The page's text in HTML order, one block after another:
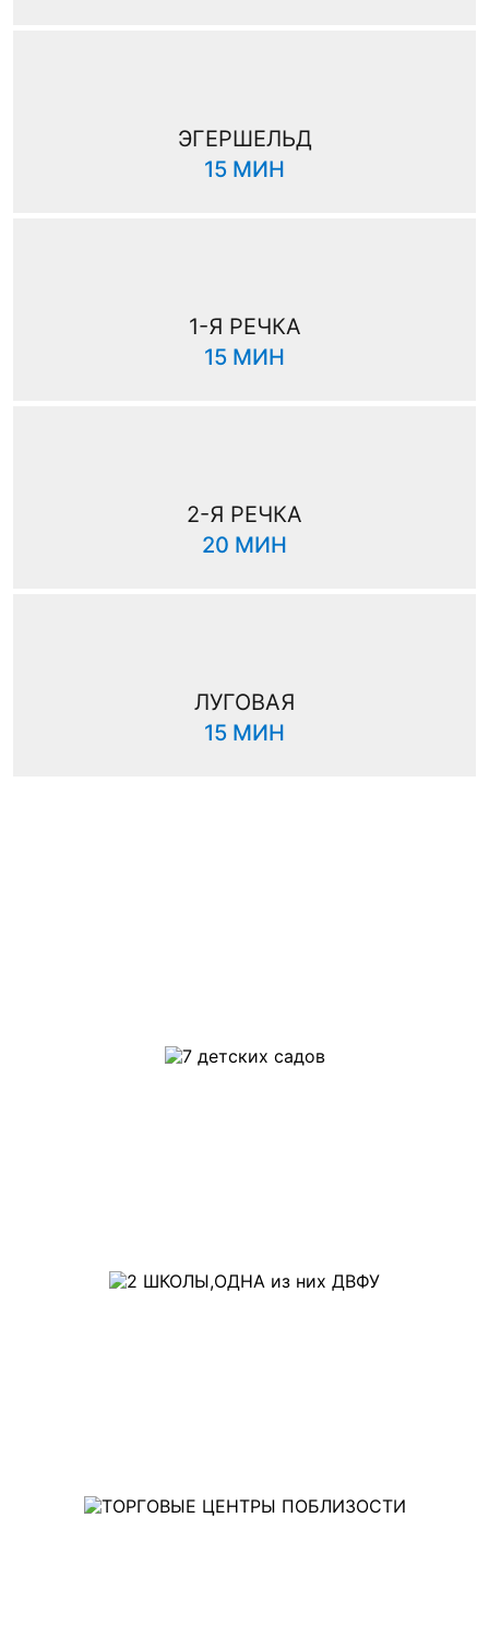
ЭГЕРШЕЛЬД
15 МИН
1-Я РЕЧКА
15 МИН
2-Я РЕЧКА
20 МИН
ЛУГОВАЯ
15 МИН